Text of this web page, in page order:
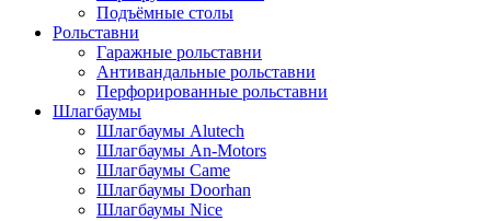
Подъёмные столы
Рольставни
Гаражные рольставни
Антивандальные рольставни
Перфорированные рольставни
Шлагбаумы
Шлагбаумы Alutech
Шлагбаумы An-Motors
Шлагбаумы Came
Шлагбаумы Doorhan
Шлагбаумы Nice